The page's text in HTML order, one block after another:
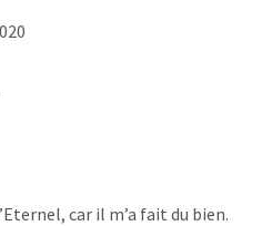
car il m’a fait du bien.